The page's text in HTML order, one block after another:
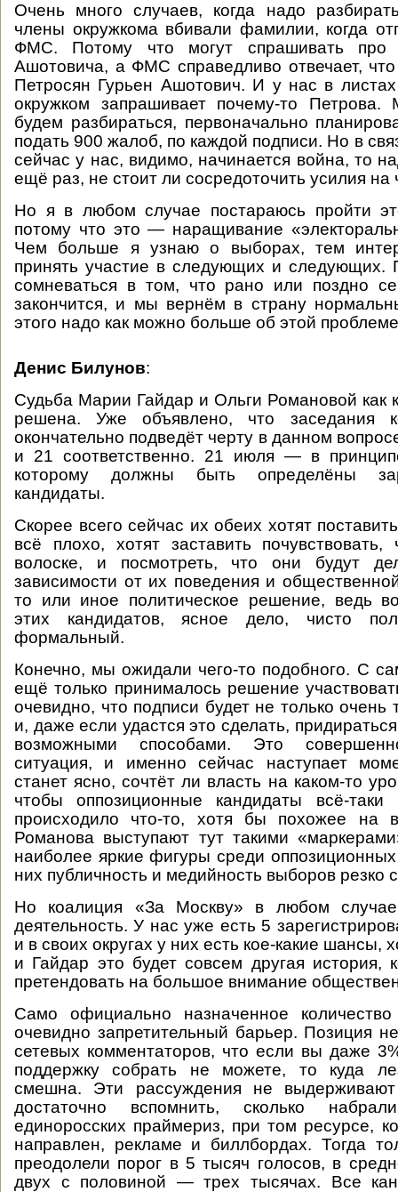
Очень много случаев, когда надо
члены окружкома вбивали фамилии, когда
ФМС. Потому что могут спрашивать про
Ашотовича, а ФМС справедливо отвечает, что
Петросян Гурьен Ашотович. И у нас в
окружком запрашивает почему-то
будем разбираться, первоначально
подать 900 жалоб, по каждой подписи. Но в
сейчас у нас, видимо, начинается война, то
ещё раз, не стоит ли сосредоточить усилия на
Но я в любом случае постараюсь пройти
потому что это — наращивание
Чем больше я узнаю о выборах, тем
принять участие в следующих и следующих.
сомневаться в том, что рано или поздно
закончится, и мы вернём в страну
этого надо как можно больше об этой
Денис Билунов:
Судьба Марии Гайдар и Ольги Романовой как
решена. Уже объявлено, что заседания
окончательно подведёт черту в данном
и 21 соответственно. 21 июля — в
которому должны быть определёны
кандидаты.
Скорее всего сейчас их обеих хотят
всё плохо, хотят заставить
волоске, и посмотреть, что они будут
зависимости от их поведения и
то или иное политическое решение, ведь
этих кандидатов, ясное дело, чисто
формальный.
Конечно, мы ожидали чего-то подобного. С
ещё только принималось решение
очевидно, что подписи будет не только очень
и, даже если удастся это сделать,
возможными способами. Это
ситуация, и именно сейчас наступает
станет ясно, сочтёт ли власть на каком-то
чтобы оппозиционные кандидаты всё-таки
происходило что-то, хотя бы похожее на
Романова выступают тут такими
наиболее яркие фигуры среди
них публичность и медийность выборов резко
Но коалиция «За Москву» в любом
деятельность. У нас уже есть 5
и в своих округах у них есть кое-какие шансы,
и Гайдар это будет совсем другая история,
претендовать на большое внимание
Само официально назначенное
очевидно запретительный барьер. Позиция
сетевых комментаторов, что если вы даже
поддержку собрать не можете, то куда
смешна. Эти рассуждения не выдерживают
достаточно вспомнить, сколько
единоросских праймериз, при том ресурсе,
направлен, рекламе и биллбордах. Тогда
преодолели порог в 5 тысяч голосов, в
двух с половиной — трех тысячах. Все